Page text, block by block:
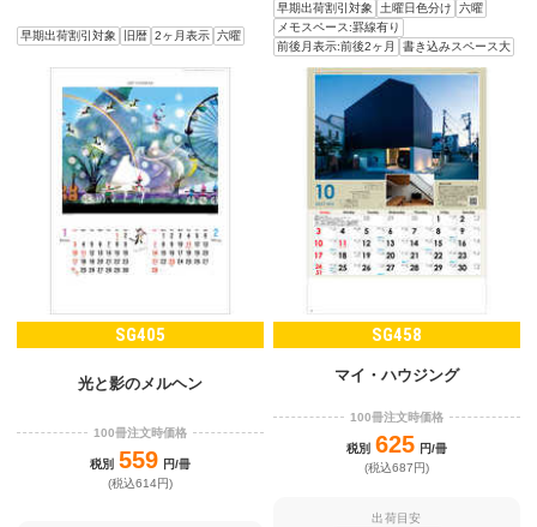
早期出荷割引対象 旧暦 2ヶ月表示 六曜
早期出荷割引対象 土曜日色分け
六曜
メモスペース:罫線有り
前後月表示:前後2ヶ月
書き込みスペース大
SG405
光と影のメルヘン
100冊注文時価格
税別 559 円/冊
(税込614円)
SG458
マイ・ハウジング
100冊注文時価格
税別 625 円/冊
(税込687円)
出荷目安